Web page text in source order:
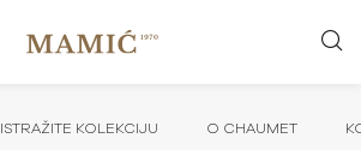
ISTRAŽITE KOLEKCIJU O CHAUMET